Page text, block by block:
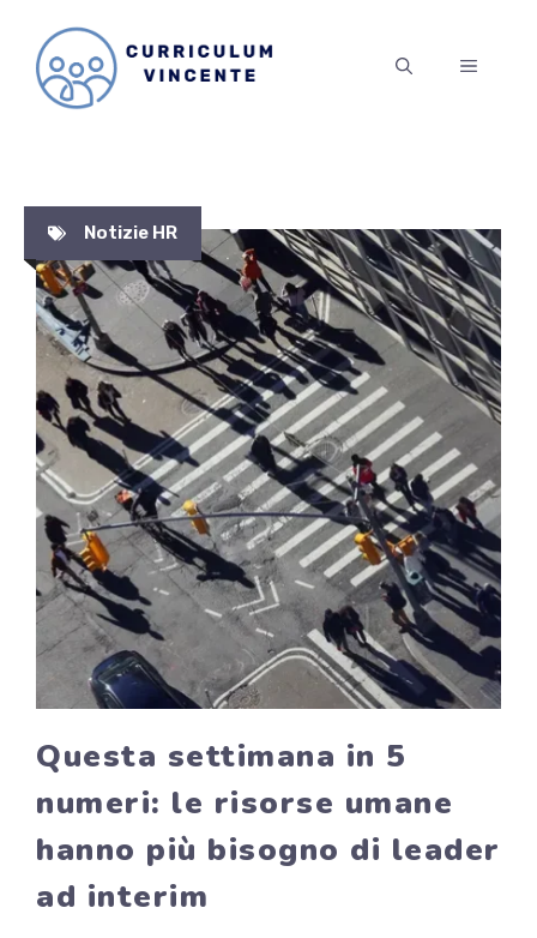
contenuto
MENU
Notizie HR
Questa settimana in 5
numeri: le risorse umane
hanno più bisogno di leader
ad interim